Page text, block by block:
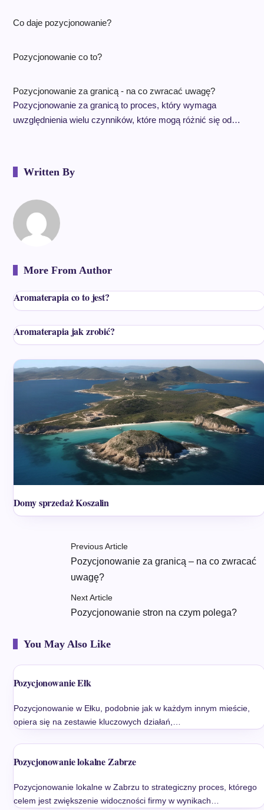
Co daje pozycjonowanie?
Pozycjonowanie co to?
Pozycjonowanie za granicą - na co zwracać uwagę?
Pozycjonowanie za granicą to proces, który wymaga
uwzględnienia wielu czynników, które mogą różnić się od…
Written By
More From Author
Aromaterapia co to jest?
Aromaterapia jak zrobić?
Domy sprzedaż Koszalin
Previous Article
Pozycjonowanie za granicą – na co zwracać
uwagę?
Next Article
Pozycjonowanie stron na czym polega?
You May Also Like
Pozycjonowanie Ełk
Pozycjonowanie w Ełku, podobnie jak w każdym innym mieście,
opiera się na zestawie kluczowych działań,…
Pozycjonowanie lokalne Zabrze
Pozycjonowanie lokalne w Zabrzu to strategiczny proces, którego
celem jest zwiększenie widoczności firmy w wynikach…